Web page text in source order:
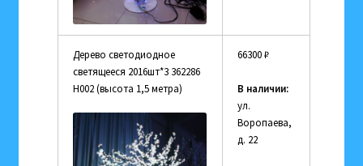
Дерево светодиодное
светящееся 2016шт*3 362286
Н002 (высота 1,5 метра)
66300₽
В наличии:
ул.
Воропаева,
д. 22